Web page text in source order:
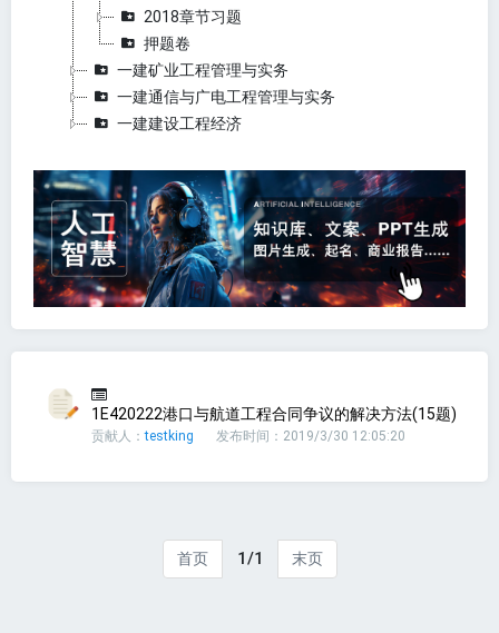
2018章节习题
押题卷
一建矿业工程管理与实务
一建通信与广电工程管理与实务
一建建设工程经济
1E420222港口与航道工程合同争议的解决方法(15题)
贡献人：testking 发布时间：2019/3/30 12:05:20
首页 1/1 末页